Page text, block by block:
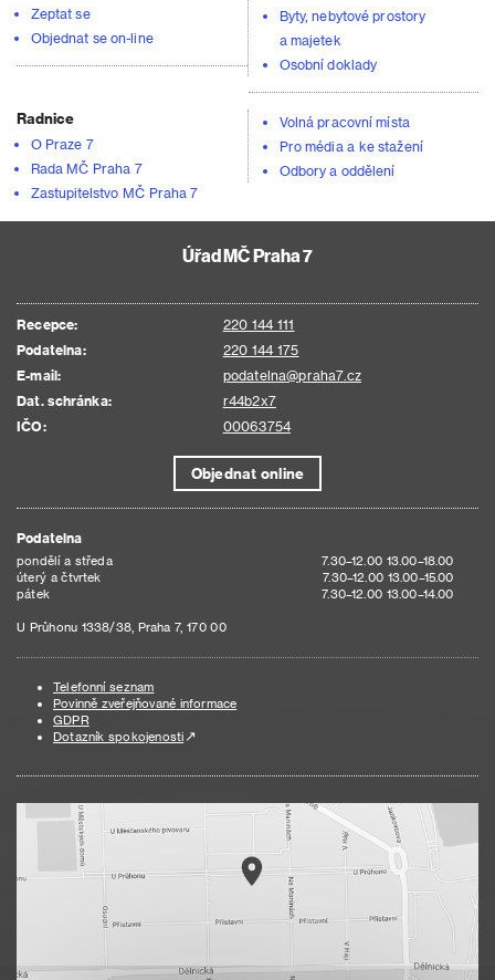
Zeptat se
Objednat se on-line
Byty, nebytové prostory
a majetek
Osobní doklady
Radnice
O Praze 7
Rada MČ Praha 7
Zastupitelstvo MČ Praha 7
Volná pracovní místa
Pro média a ke stažení
Odbory a oddělení
Úřad MČ Praha 7
Recepce:
220 144 111
Podatelna:
220 144 175
E-mail:
podatelna@praha7.cz
Dat. schránka:
r44b2x7
IČO:
00063754
Objednat online
Podatelna
pondělí a středa
7.30–12.00 13.00–18.00
úterý a čtvrtek
7.30–12.00 13.00–15.00
pátek
7.30–12.00 13.00–14.00
U Průhonu 1338/38, Praha 7, 170 00
Telefonní seznam
Povinně zveřejňované informace
GDPR
Dotazník spokojenosti